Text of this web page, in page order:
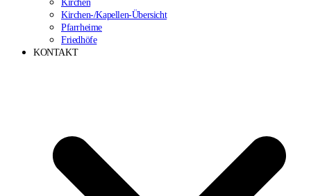
Kirchen
Kirchen-/Kapellen-Übersicht
Pfarrheime
Friedhöfe
KONTAKT